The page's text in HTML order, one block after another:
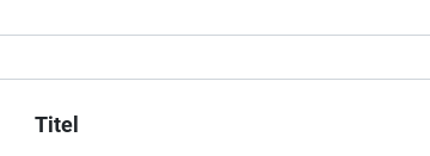
Titel